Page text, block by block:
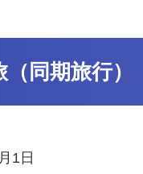
同期旅行）
1日